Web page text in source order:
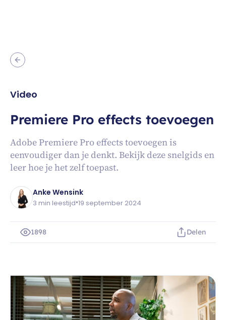
Video
Premiere Pro effects toevoegen
Adobe Premiere Pro effects toevoegen is
eenvoudiger dan je denkt. Bekijk deze snelgids en
leer hoe je het zelf toepast.
Anke Wensink
3 min leestijd•19 september 2024
1898 Delen